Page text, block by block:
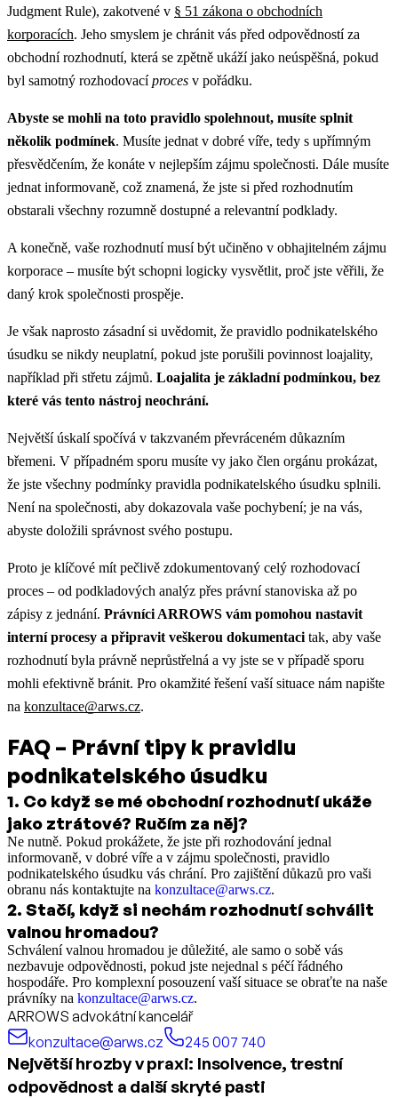
Judgment Rule), zakotvené v § 51 zákona o obchodních
korporacích. Jeho smyslem je chránit vás před odpovědností za
obchodní rozhodnutí, která se zpětně ukáží jako neúspěšná, pokud
byl samotný rozhodovacíproces v pořádku.
Abyste se mohli na toto pravidlo spolehnout, musíte splnit
několik podmínek. Musíte jednat v dobré víře, tedy s upřímným
přesvědčením, že konáte v nejlepším zájmu společnosti. Dále musíte
jednat informovaně, což znamená, že jste si před rozhodnutím
obstarali všechny rozumně dostupné a relevantní podklady.
A konečně, vaše rozhodnutí musí být učiněno v obhajitelném zájmu
korporace – musíte být schopni logicky vysvětlit, proč jste věřili, že
daný krok společnosti prospěje.
Je však naprosto zásadní si uvědomit, že pravidlo podnikatelského
úsudku se nikdy neuplatní, pokud jste porušili povinnost loajality,
například při střetu zájmů. Loajalita je základní podmínkou, bez
které vás tento nástroj neochrání.
Největší úskalí spočívá v takzvaném převráceném důkazním
břemeni. V případném sporu musíte vy jako člen orgánu prokázat,
že jste všechny podmínky pravidla podnikatelského úsudku splnili.
Není na společnosti, aby dokazovala vaše pochybení; je na vás,
abyste doložili správnost svého postupu.
Proto je klíčové mít pečlivě zdokumentovaný celý rozhodovací
proces – od podkladových analýz přes právní stanoviska až po
zápisy z jednání. Právníci ARROWS vám pomohou nastavit
interní procesy a připravit veškerou dokumentaci tak, aby vaše
rozhodnutí byla právně neprůstřelná a vy jste se v případě sporu
mohli efektivně bránit. Pro okamžité řešení vaší situace nám napište
na konzultace@arws.cz.
FAQ – Právní tipy k pravidlu
podnikatelského úsudku
1. Co když se mé obchodní rozhodnutí ukáže
jako ztrátové? Ručím za něj?
Ne nutně. Pokud prokážete, že jste při rozhodování jednal
informovaně, v dobré víře a v zájmu společnosti, pravidlo
podnikatelského úsudku vás chrání. Pro zajištění důkazů pro vaši
obranu nás kontaktujte na konzultace@arws.cz.
2. Stačí, když si nechám rozhodnutí schválit
valnou hromadou?
Schválení valnou hromadou je důležité, ale samo o sobě vás
nezbavuje odpovědnosti, pokud jste nejednal s péčí řádného
hospodáře. Pro komplexní posouzení vaší situace se obraťte na naše
právníky na konzultace@arws.cz.
ARROWS advokátní kancelář
konzultace@arws.cz
245 007 740
Největší hrozby v praxi: Insolvence, trestní
odpovědnost a další skryté pasti